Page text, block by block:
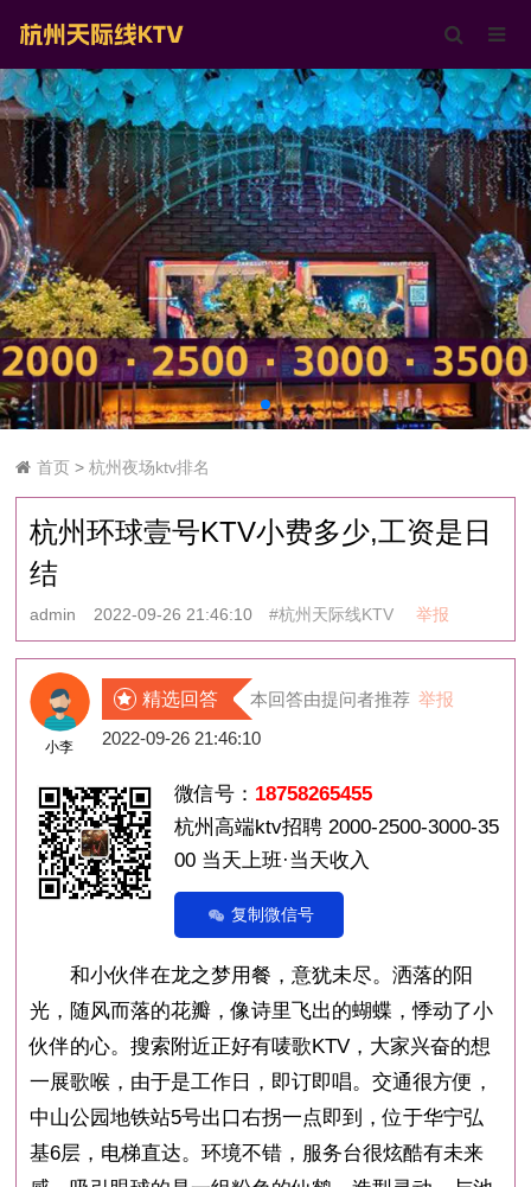
首页 >杭州夜场ktv排名
杭州环球壹号KTV小费多少,工资是日
结
admin 2022-09-26 21:46:10 #杭州天际线KTV 举报
小李
精选回答 本回答由提问者推荐 举报
2022-09-26 21:46:10
微信号： 18758265455
杭州高端ktv招聘 2000-2500-3000-35
00 当天上班·当天收入
复制微信号
和小伙伴在龙之梦用餐，意犹未尽。洒落的阳
光，随风而落的花瓣，像诗里飞出的蝴蝶，悸动了小
伙伴的心。搜索附近正好有唛歌KTV，大家兴奋的想
一展歌喉，由于是工作日，即订即唱。交通很方便，
中山公园地铁站5号出口右拐一点即到，位于华宁弘
基6层，电梯直达。环境不错，服务台很炫酷有未来